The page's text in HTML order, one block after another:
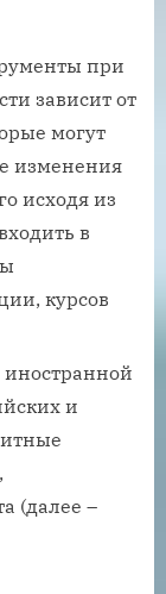
при
зависит от
могут
изменения
исходя из
в
курсов
иностранной
и
(далее –